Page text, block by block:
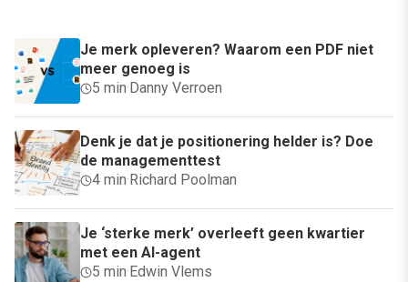
Je merk opleveren? Waarom een PDF niet
meer genoeg is
5 min· Danny Verroen
Denk je dat je positionering helder is? Doe
de managementtest
4 min· Richard Poolman
Je ‘sterke merk’ overleeft geen kwartier
met een AI-agent
5 min· Edwin Vlems